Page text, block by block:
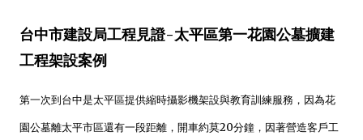
台中市建設局工程見證-太平區第一花園公墓擴建
工程架設案例
第一次到台中是太平區提供縮時攝影機架設與教育訓練服務， 因為花
園公墓離太平市區還有一段距離，開車約莫20分鐘，因著營造客戶工